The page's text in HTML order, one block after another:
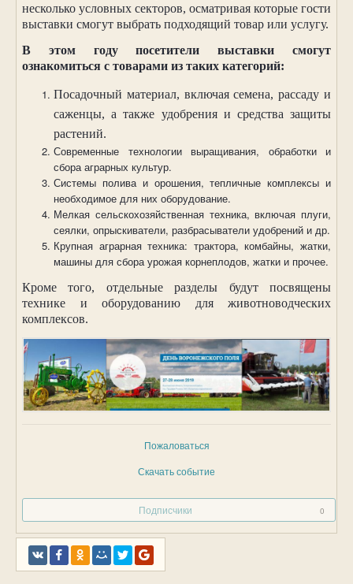
несколько условных секторов, осматривая которые гости
выставки смогут выбрать подходящий товар или услугу.
В этом году посетители выставки смогут
ознакомиться с товарами из таких категорий:
Посадочный материал, включая семена, рассаду и
саженцы, а также удобрения и средства защиты
растений.
Современные технологии выращивания, обработки и
сбора аграрных культур.
Системы полива и орошения, тепличные комплексы и
необходимое для них оборудование.
Мелкая сельскохозяйственная техника, включая плуги,
сеялки, опрыскиватели, разбрасыватели удобрений и др.
Крупная аграрная техника: трактора, комбайны, жатки,
машины для сбора урожая корнеплодов, жатки и прочее.
Кроме того, отдельные разделы будут посвящены
технике и оборудованию для животноводческих
комплексов.
Пожаловаться
Скачать событие
Подписчики 0